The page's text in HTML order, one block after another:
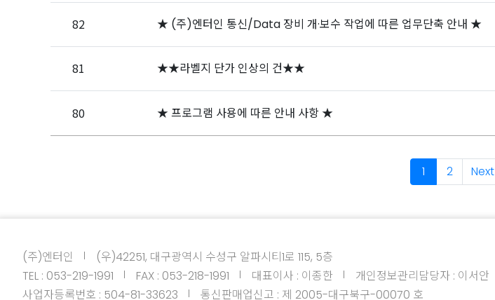
82 ★ (주)엔터인 통신/Data 장비 개·보수 작업에 따른 업무단축 안내 ★
81 ★★라벨지 단가 인상의 건★★
80 ★ 프로그램 사용에 따른 안내 사항 ★
1 2 Next
(주)엔터인
(우)42251, 대구광역시 수성구 알파시티1로 115, 5층
TEL : 053-219-1991
FAX : 053-218-1991 대표이사 : 이종한
개인정보관리담당자 : 이서안
사업자등록번호 : 504-81-33623
통신판매업신고 : 제 2005-대구북구-00070 호